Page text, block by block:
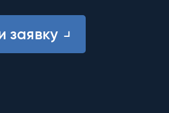
заявку